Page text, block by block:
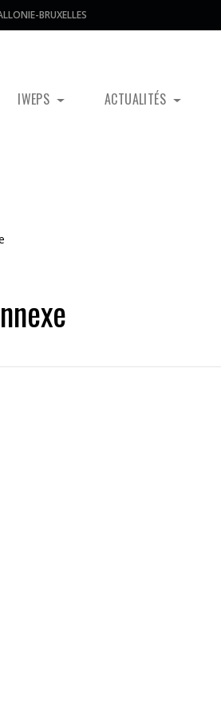
BRUXELLES
IWEPS ACTUALITÉS